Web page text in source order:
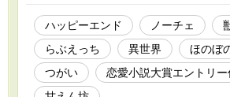
出来ないと言う。 番にな
メオンに惹かれながらも思
に胸を焦がす。 一方、シメ
ルに気持ちが傾いていき…
広げられる、ちょっぴり切
ーリーです。 番外編
ハッピーエンド ノーチェ
らぶえっち
異世界 ほのぼ
つがい
恋愛小説大賞エントリー